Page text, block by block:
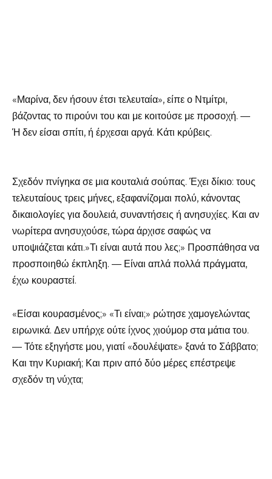
«Μαρίνα, δεν ήσουν έτσι τελευταία», είπε ο Ντμίτρι,
βάζοντας το πιρούνι του και με κοιτούσε με προσοχή. —
Ή δεν είσαι σπίτι, ή έρχεσαι αργά. Κάτι κρύβεις.
Σχεδόν πνίγηκα σε μια κουταλιά σούπας. Έχει δίκιο: τους
τελευταίους τρεις μήνες, εξαφανίζομαι πολύ, κάνοντας
δικαιολογίες για δουλειά, συναντήσεις ή ανησυχίες. Και αν
νωρίτερα ανησυχούσε, τώρα άρχισε σαφώς να
υποψιάζεται κάτι.»Τι είναι αυτά που λες;» Προσπάθησα να
προσποιηθώ έκπληξη. — Είναι απλά πολλά πράγματα,
έχω κουραστεί.
«Είσαι κουρασμένος;» «Τι είναι;» ρώτησε χαμογελώντας
ειρωνικά. Δεν υπήρχε ούτε ίχνος χιούμορ στα μάτια του.
— Τότε εξηγήστε μου, γιατί «δουλέψατε» ξανά το Σάββατο;
Και την Κυριακή; Και πριν από δύο μέρες επέστρεψε
σχεδόν τη νύχτα;